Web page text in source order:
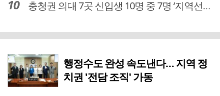
충청권 의대 7곳 신입생 10명 중 7명 ‘지역선발’… 대전도 69.7%
행정수도 완성 속도낸다… 지역 정
치권 '전담 조직' 가동